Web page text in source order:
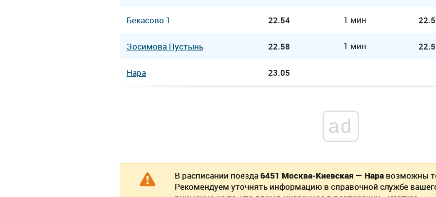
Бекасово 1 22.54 1 мин
Зосимова Пустынь 22.58 1 мин
Нара 23.05
ad
В расписании поезда6451 Москва-Киевская — Нара возможны
Рекомендуем уточнять информацию в справочной службе